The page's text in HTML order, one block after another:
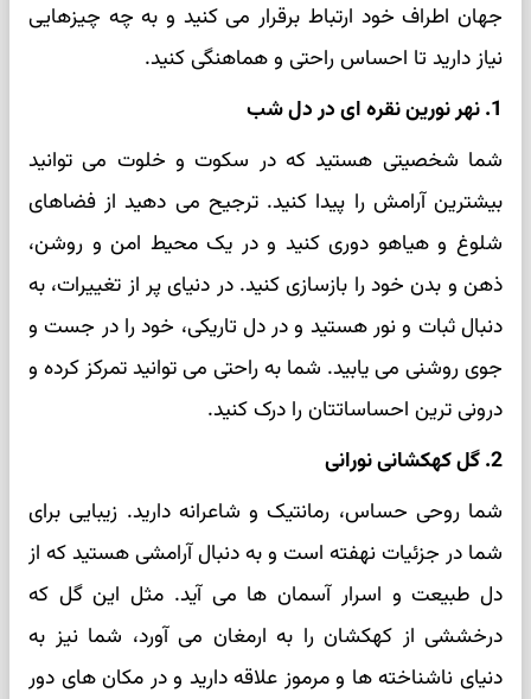
جهان اطراف خود ارتباط برقرار می‌ کنید و به چه چیزهایی
نیاز دارید تا احساس راحتی و هماهنگی کنید.
1. نهر نورین نقره‌ ای در دل شب
شما شخصیتی هستید که در سکوت و خلوت می‌ توانید
بیشترین آرامش را پیدا کنید. ترجیح می‌ دهید از فضاهای
شلوغ و هیاهو دوری کنید و در یک محیط امن و روشن،
ذهن و بدن خود را بازسازی کنید. در دنیای پر از تغییرات، به
دنبال ثبات و نور هستید و در دل تاریکی، خود را در جست‌ و
جوی روشنی می‌ یابید. شما به راحتی می‌ توانید تمرکز کرده و
درونی‌ ترین احساساتتان را درک کنید.
2. گل کهکشانی نورانی
شما روحی حساس، رمانتیک و شاعرانه دارید. زیبایی برای
شما در جزئیات نهفته است و به دنبال آرامشی هستید که از
دل طبیعت و اسرار آسمان‌ ها می‌ آید. مثل این گل که
درخششی از کهکشان را به ارمغان می‌ آورد، شما نیز به
دنیای ناشناخته‌ ها و مرموز علاقه دارید و در مکان‌ های دور